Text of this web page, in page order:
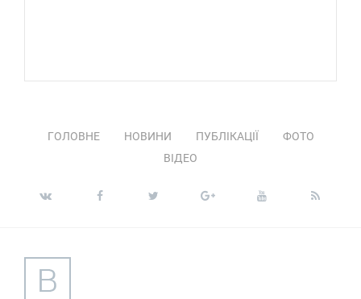
ГОЛОВНЕ НОВИНИ ПУБЛІКАЦІЇ
ФОТО
ВІДЕО